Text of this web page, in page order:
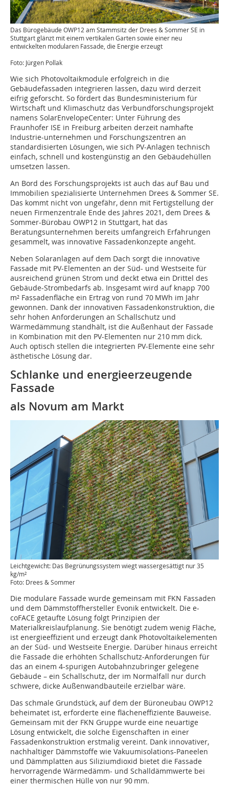
Das Bürogebäude OWP12 am Stammsitz der Drees & Sommer SE in
Stuttgart glänzt mit einem vertikalen Garten sowie einer neu
entwickelten modularen Fassade, die Energie erzeugt
Foto: Jürgen Pollak
Wie sich Photovoltaikmodule erfolgreich in die
Gebäudefassaden integrieren lassen, dazu wird derzeit
eifrig geforscht. So fördert das Bundesministerium für
Wirtschaft und Klimaschutz das Verbundforschungsprojekt
namens SolarEnvelopeCenter: Unter Führung des
Fraunhofer ISE in Freiburg arbeiten derzeit namhafte
Industrie-unternehmen und Forschungszentren an
standardisierten Lösungen, wie sich PV-Anlagen technisch
einfach, schnell und kostengünstig an den Gebäudehüllen
umsetzen lassen.
An Bord des Forschungsprojekts ist auch das auf Bau und
Immobilien spezialisierte Unternehmen Drees & Sommer SE.
Das kommt nicht von ungefähr, denn mit Fertigstellung der
neuen Firmenzentrale Ende des Jahres 2021, dem Drees &
Sommer-Bürobau OWP12 in Stuttgart, hat das
Beratungsunternehmen bereits umfangreich Erfahrungen
gesammelt, was innovative Fassadenkonzepte angeht.
Neben Solaranlagen auf dem Dach sorgt die innovative
Fassade mit PV-Elementen an der Süd- und Westseite für
ausreichend grünen Strom und deckt etwa ein Drittel des
Gebäude-Strombedarfs ab. Insgesamt wird auf knapp 700
m² Fassadenfläche ein Ertrag von rund 70 MWh im Jahr
gewonnen. Dank der innovativen Fassadenkonstruktion, die
sehr hohen Anforderungen an Schallschutz und
Wärmedämmung standhält, ist die Außenhaut der Fassade
in Kombination mit den PV-Elementen nur 210 mm dick.
Auch optisch stellen die integrierten PV-Elemente eine sehr
ästhetische Lösung dar.
Schlanke und energieerzeugende
Fassade
als Novum am Markt
Leichtgewicht: Das Begrünungssystem wiegt wassergesättigt nur 35
kg/m²
Foto: Drees & Sommer
Die modulare Fassade wurde gemeinsam mit FKN Fassaden
und dem Dämmstoffhersteller Evonik entwickelt. Die e-
coFACE getaufte Lösung folgt Prinzipien der
Materialkreislaufplanung. Sie benötigt zudem wenig Fläche,
ist energieeffizient und erzeugt dank Photovoltaikelementen
an der Süd- und Westseite Energie. Darüber hinaus erreicht
die Fassade die erhöhten Schallschutz-Anforderungen für
das an einem 4-spurigen Autobahnzubringer gelegene
Gebäude – ein Schallschutz, der im Normalfall nur durch
schwere, dicke Außenwandbauteile erzielbar wäre.
Das schmale Grundstück, auf dem der Büroneubau OWP12
beheimatet ist, erforderte eine flächeneffiziente Bauweise.
Gemeinsam mit der FKN Gruppe wurde eine neuartige
Lösung entwickelt, die solche Eigenschaften in einer
Fassadenkonstruktion erstmalig vereint. Dank innovativer,
nachhaltiger Dämmstoffe wie Vakuumisolations-Paneelen
und Dämmplatten aus Siliziumdioxid bietet die Fassade
hervorragende Wärmedämm- und Schalldämmwerte bei
einer thermischen Hülle von nur 90 mm.